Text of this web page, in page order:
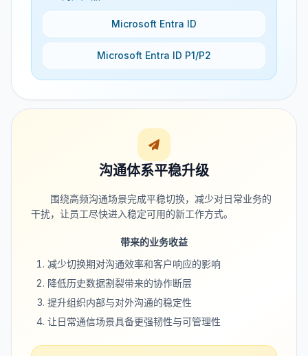
Microsoft Entra ID
Microsoft Entra ID P1/P2
沟通体系平稳升级
围绕高频沟通场景完成平稳切换，减少对日常业务的
干扰，让员工尽快进入稳定可用的新工作方式。
带来的业务收益
减少切换期对沟通效率和客户响应的影响
降低历史数据割裂带来的协作断层
提升组织内部与对外沟通的稳定性
让日常通信场景具备更强韧性与可管理性